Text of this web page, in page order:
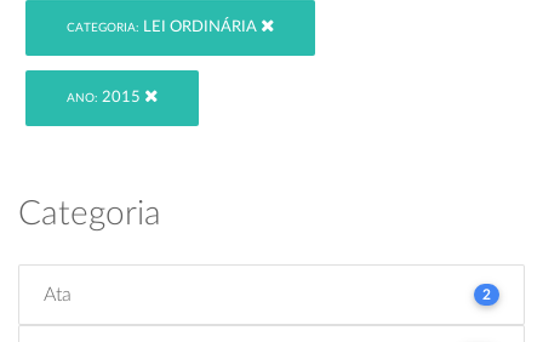
CATEGORIA: LEI ORDINÁRIA
ANO: 2015
Categoria
Ata 2